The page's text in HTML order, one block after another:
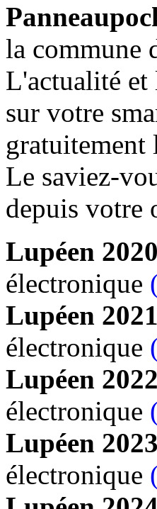
la commune
L'actualité et
sur votre
Le saviez-
depuis votre
Lupéen 2020
électronique
Lupéen 2021
électronique
Lupéen 2022
électronique
Lupéen 2023
électronique